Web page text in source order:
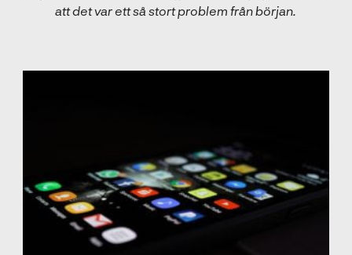
att det var ett så stort problem från början.